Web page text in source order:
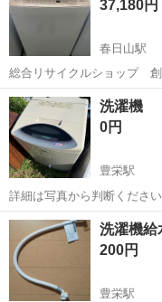
37,180円
春日山駅
総合リサイクルショップ 創庫生
YAMADAの全自動洗濯機
新潟 上越市 春日山駅
洗濯機
0円
豊栄駅
詳細は写真から判断ください
新潟 新潟市 豊栄駅
洗濯機給
200円
豊栄駅